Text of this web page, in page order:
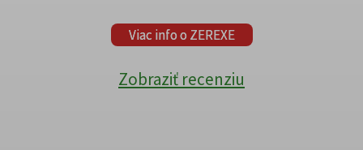
Viac info o ZEREXE
Zobraziť recenziu